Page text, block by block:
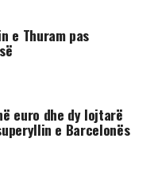
e Thuram pas
euro dhe dy lojtarë
e Barcelonës